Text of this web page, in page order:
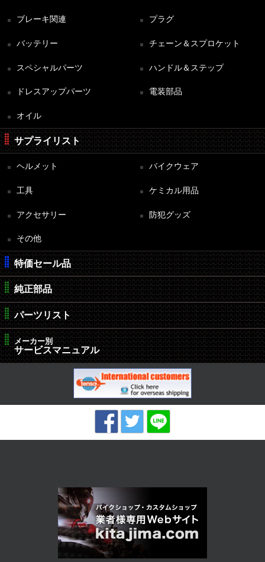
ブレーキ関連 プラグ
バッテリー チェーン＆スプロケット
スペシャルパーツ ハンドル＆ステップ
ドレスアップパーツ 電装部品
オイル
サプライリスト
ヘルメット バイクウェア
工具 ケミカル用品
アクセサリー 防犯グッズ
その他
特価セール品
純正部品
パーツリスト
メーカー別
サービスマニュアル